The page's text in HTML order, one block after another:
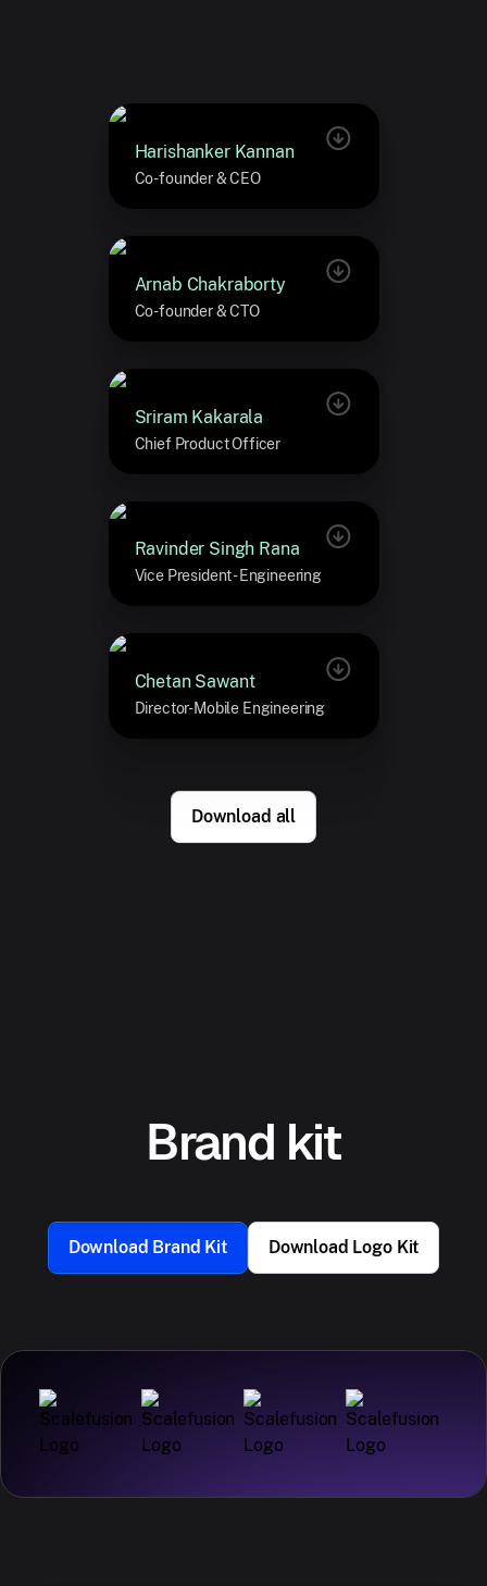
Harishanker Kannan
Co-founder & CEO
Arnab Chakraborty
Co-founder & CTO
Sriram Kakarala
Chief Product Officer
Ravinder Singh Rana
Vice President - Engineering
Chetan Sawant
Director-Mobile Engineering
Download all
Brand kit
Download Brand Kit Download Logo Kit